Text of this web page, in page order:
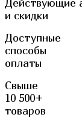
Действующие
и скидки
Доступные
способы
оплаты
Свыше
10 500+
товаров